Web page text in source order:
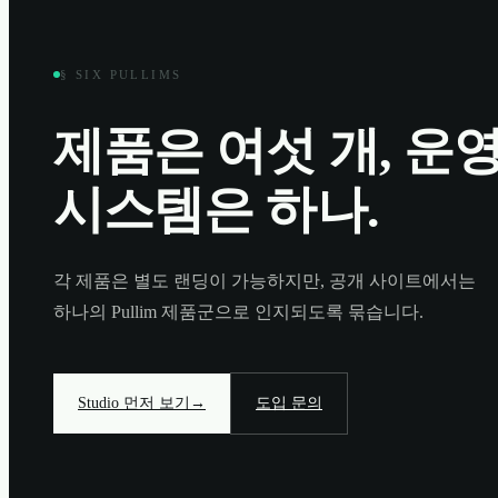
§ SIX PULLIMS
제품은 여섯 개, 운
시스템은 하나.
각 제품은 별도 랜딩이 가능하지만, 공개 사이트에서는
하나의 Pullim 제품군으로 인지되도록 묶습니다.
Studio 먼저 보기 → 도입 문의